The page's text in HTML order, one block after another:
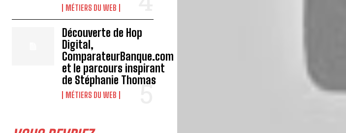
MÉTIERS DU WEB
Découverte de Hop
Digital,
ComparateurBanque.com
et le parcours inspirant
de Stéphanie Thomas
MÉTIERS DU WEB